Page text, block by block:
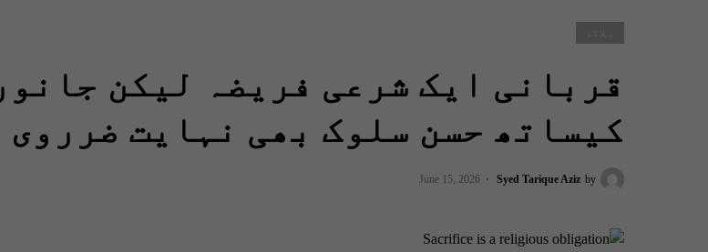
قربانی ایک شرعی فریضہ لیکن جانور
کیساتھ حسن سلوک بھی نہایت ضرروی
by
Syed Tarique Aziz
June 15, 2026